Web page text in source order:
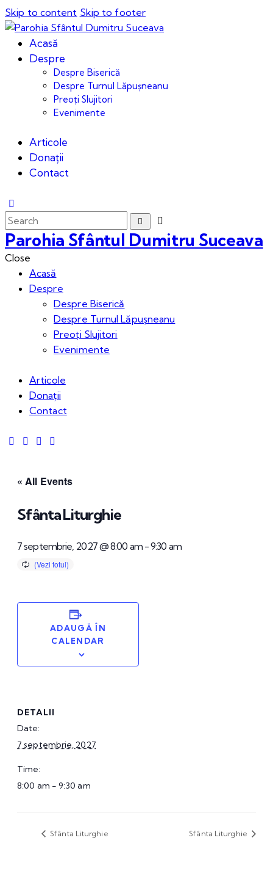
Skip to content Skip to footer
Acasă
Despre
Despre Biserică
Despre Turnul Lăpușneanu
Preoți Slujitori
Evenimente
Articole
Donații
Contact
Parohia Sfântul Dumitru Suceava
Close
Acasă
Despre
Despre Biserică
Despre Turnul Lăpușneanu
Preoți Slujitori
Evenimente
Articole
Donații
Contact
« All Events
Sfânta Liturghie
7 septembrie, 2027 @ 8:00 am-9:30 am
ADAUGĂ ÎN
CALENDAR
DETALII
Date:
7 septembrie, 2027
Time:
8:00 am - 9:30 am
Sfânta Liturghie Sfânta Liturghie